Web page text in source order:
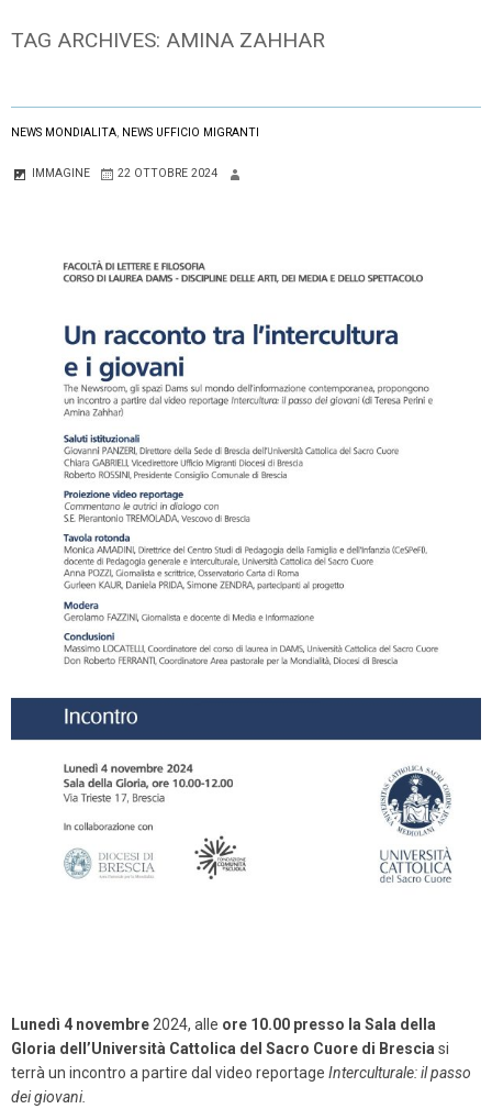
TAG ARCHIVES: AMINA ZAHHAR
NEWS MONDIALITA NEWS UFFICIO MIGRANTI
IMMAGINE 22 OTTOBRE 2024
Lunedì 4 novembre2024, alle ore 10.00 presso la Sala della
Gloria dell’Università Cattolica del Sacro Cuore di Brescia si
terrà un incontro a partire dal video reportage Interculturale: il passo
dei giovani.